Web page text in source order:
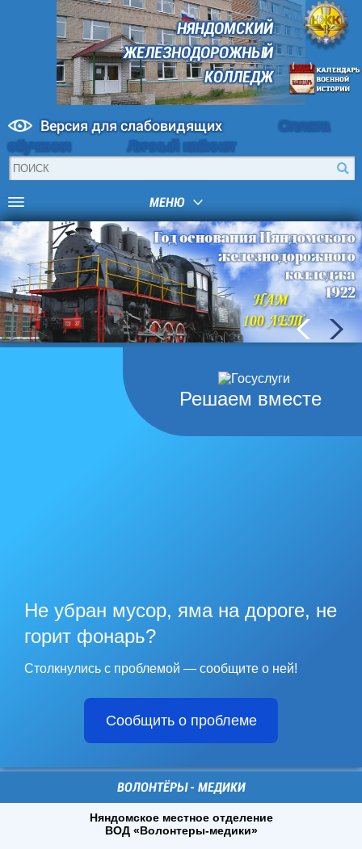
НЯНДОМСКИЙ
ЖЕЛЕЗНОДОРОЖНЫЙ
КОЛЛЕДЖ
Версия для слабовидящих
Оплата
обучения
Личный кабинет
МЕНЮ
Решаем вместе
Не убран мусор, яма на дороге, не
горит фонарь?
Столкнулись с проблемой — сообщите о ней!
Сообщить о проблеме
ВОЛОНТЁРЫ - МЕДИКИ
Няндомское местное отделение
ВОД «Волонтеры-медики»